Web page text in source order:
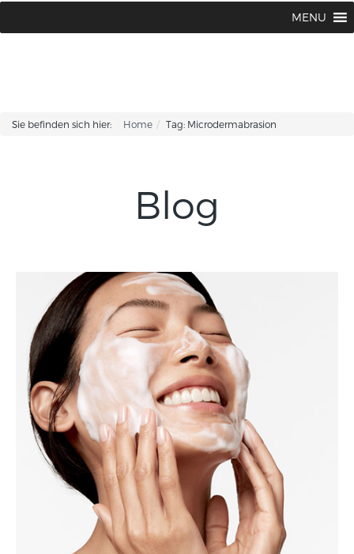
MENU
Sie befinden sich hier: Home Tag: Microdermabrasion
Blog